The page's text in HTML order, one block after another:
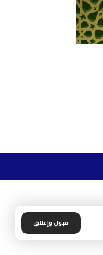
قبول وإغلاق